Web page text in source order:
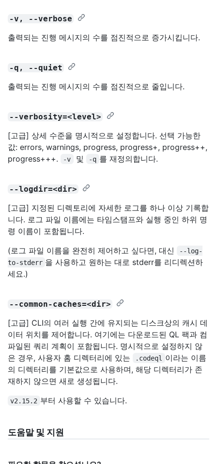
-v, --verbose
출력되는 진행 메시지의 수를 점진적으로 증가시킵니다.
-q, --quiet
출력되는 진행 메시지의 수를 점진적으로 줄입니다.
--verbosity=<level>
[고급] 상세 수준을 명시적으로 설정합니다. 선택 가능한
값: errors, warnings, progress, progress+, progress++,
progress+++.
-v 및 -q 를 재정의합니다.
--logdir=<dir>
[고급] 지정된 디렉토리에 자세한 로그를 하나 이상 기록합
니다. 로그 파일 이름에는 타임스탬프와 실행 중인 하위 명
령 이름이 포함됩니다.
(로그 파일 이름을 완전히 제어하고 싶다면, 대신
--log-
to-stderr 을 사용하고 원하는 대로 stderr를 리디렉션하
세요.)
--common-caches=<dir>
[고급] CLI의 여러 실행 간에 유지되는 디스크상의 캐시 데
이터 위치를 제어합니다. 여기에는 다운로드된 QL 팩과 컴
파일된 쿼리 계획이 포함됩니다. 명시적으로 설정하지 않
은 경우, 사용자 홈 디렉터리에 있는
.codeql
이라는 이름
의 디렉터리를 기본값으로 사용하며, 해당 디렉터리가 존
재하지 않으면 새로 생성됩니다.
v2.15.2 부터 사용할 수 있습니다.
도움말 및 지원